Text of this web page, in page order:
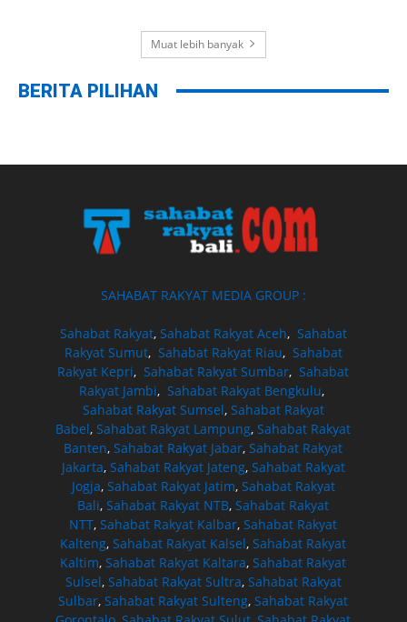
Muat lebih banyak
BERITA PILIHAN
SAHABAT RAKYAT MEDIA GROUP :
Sahabat Rakyat, Sahabat Rakyat Aceh, Sahabat
Rakyat Sumut, Sahabat Rakyat Riau, Sahabat
Rakyat Kepri,Sahabat Rakyat Sumbar,Sahabat
Rakyat Jambi, Sahabat Rakyat Bengkulu,
Sahabat Rakyat Sumsel, Sahabat Rakyat
Babel,Sahabat Rakyat Lampung,Sahabat Rakyat
Banten,Sahabat Rakyat Jabar,Sahabat Rakyat
Jakarta, Sahabat Rakyat Jateng, Sahabat Rakyat
Jogja, Sahabat Rakyat Jatim, Sahabat Rakyat
Bali,Sahabat Rakyat NTB,Sahabat Rakyat
NTT,Sahabat Rakyat Kalbar,Sahabat Rakyat
Kalteng,Sahabat Rakyat Kalsel,Sahabat Rakyat
Kaltim,Sahabat Rakyat Kaltara,Sahabat Rakyat
Sulsel, Sahabat Rakyat Sultra, Sahabat Rakyat
Sulbar,Sahabat Rakyat Sulteng,Sahabat Rakyat